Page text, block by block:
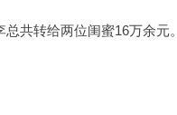
共转给两位闺蜜16万余元。